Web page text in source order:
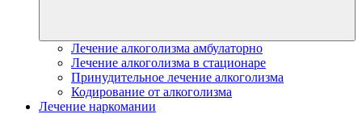
Лечение алкоголизма амбулаторно
Лечение алкоголизма в стационаре
Принудительное лечение алкоголизма
Кодирование от алкоголизма
Лечение наркомании